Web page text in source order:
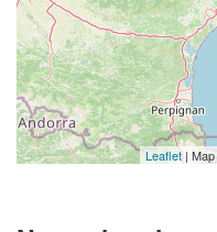
Leaflet|